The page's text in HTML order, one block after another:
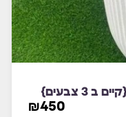
₪450